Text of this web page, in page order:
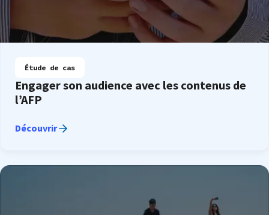
Étude de cas
Engager son audience avec les contenus de
l’AFP
Découvrir